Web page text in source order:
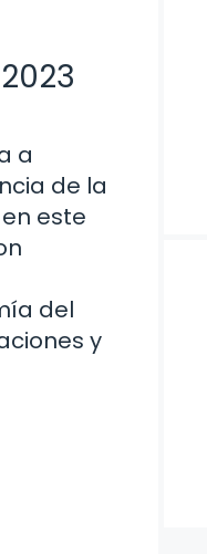
a
de la
este
del
y